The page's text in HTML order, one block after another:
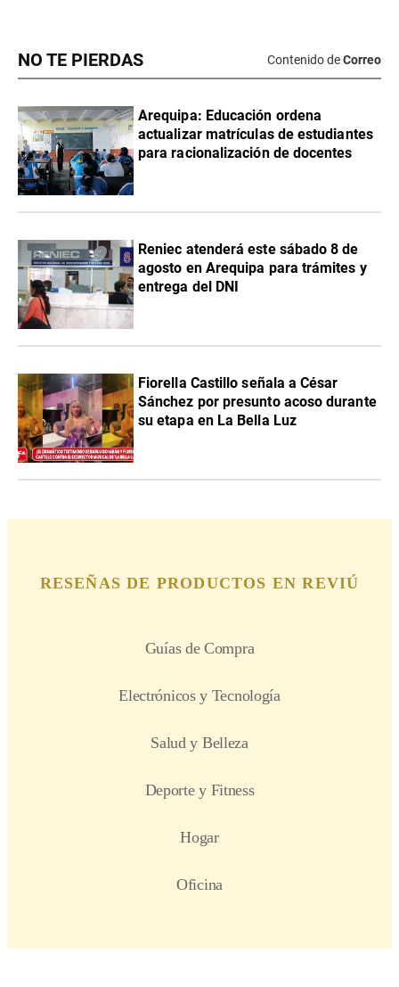
NO TE PIERDAS Contenido deCorreo
Arequipa: Educación ordena
actualizar matrículas de estudiantes
para racionalización de docentes
Reniec atenderá este sábado 8 de
agosto en Arequipa para trámites y
entrega del DNI
Fiorella Castillo señala a César
Sánchez por presunto acoso durante
su etapa en La Bella Luz